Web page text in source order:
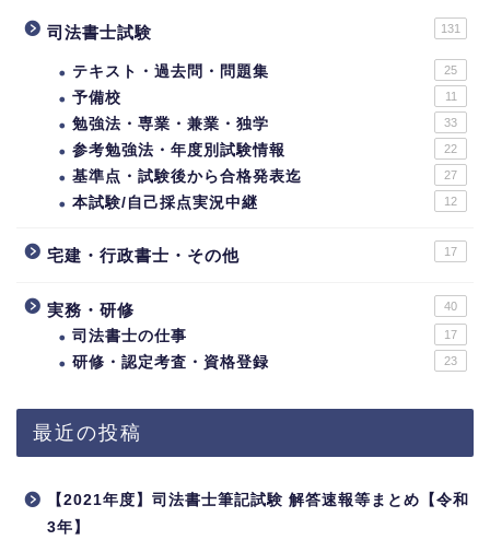
司法書士試験 131
テキスト・過去問・問題集 25
予備校 11
勉強法・専業・兼業・独学 33
参考勉強法・年度別試験情報 22
基準点・試験後から合格発表迄 27
本試験/自己採点実況中継 12
宅建・行政書士・その他 17
実務・研修 40
司法書士の仕事 17
研修・認定考査・資格登録 23
最近の投稿
【2021年度】司法書士筆記試験 解答速報等まとめ【令和
3年】